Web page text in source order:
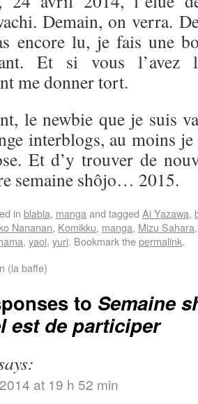
Demain, on verra.
encore lu, je fais une
Et si vous l’avez
me donner tort.
le newbie que je suis
interblogs, au moins
Et d’y trouver de
semaine shôjo… 2015.
in blabla, mangaand tagged Ai Yazawa,
Nananan, Komikku, manga, Mizu Sahara
, yaoi, yuri. Bookmark thepermalink.
(la baffe)
to Semaine
est de participer
at 19 h 52 min